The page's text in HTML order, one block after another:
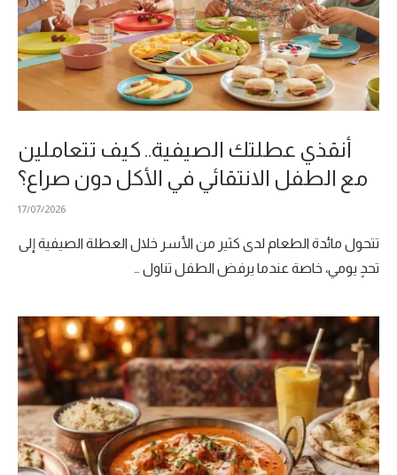
أنقذي عطلتك الصيفية.. كيف تتعاملين
مع الطفل الانتقائي في الأكل دون صراع؟
17/07/2026
تتحول مائدة الطعام لدى كثير من الأسر خلال العطلة الصيفية إلى
تحدٍ يومي، خاصة عندما يرفض الطفل تناول …